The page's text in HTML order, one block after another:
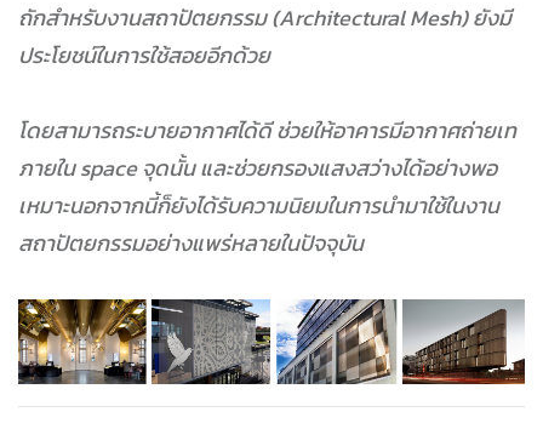
ถักสำหรับงานสถาปัตยกรรม (Architectural Mesh) ยังมี
ประโยชน์ในการใช้สอยอีกด้วย
โดยสามารถระบายอากาศได้ดี ช่วยให้อาคารมีอากาศถ่ายเท
ภายใน space จุดนั้น และช่วยกรองแสงสว่างได้อย่างพอ
เหมาะนอกจากนี้ก็ยังได้รับความนิยมในการนำมาใช้ในงาน
สถาปัตยกรรมอย่างแพร่หลายในปัจจุบัน